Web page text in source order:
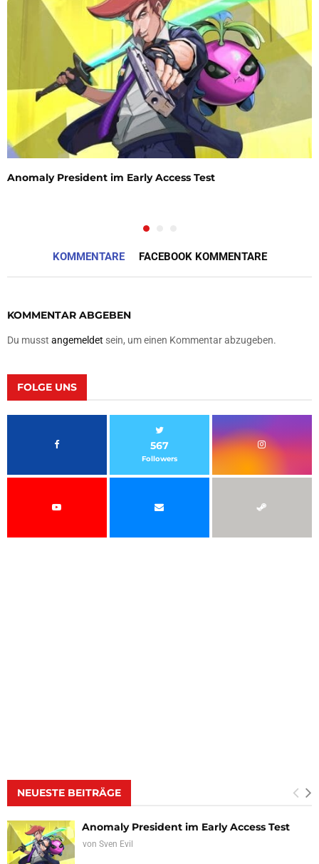
Anomaly President im Early Access Test
KOMMENTARE FACEBOOK KOMMENTARE
KOMMENTAR ABGEBEN
Du musst angemeldet sein, um einen Kommentar abzugeben.
FOLGE UNS
567
Followers
NEUESTE BEITRÄGE
Anomaly President im Early Access Test
von Sven Evil